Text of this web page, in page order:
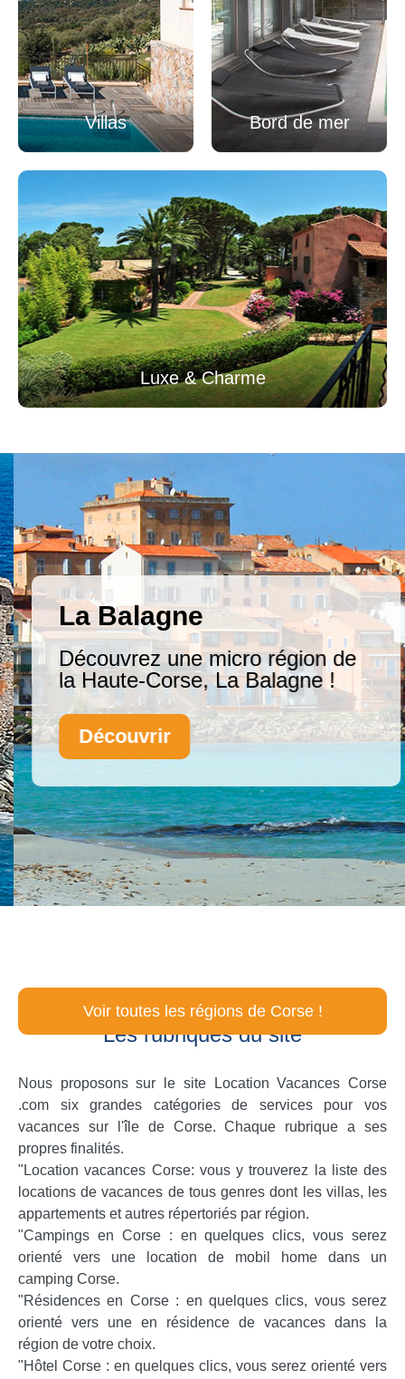
Villas Bord de mer
Luxe & Charme
La Balagne
Découvrez une micro région de
la Haute-Corse, La Balagne !
Découvrir
Voir toutes les régions de Corse !
Les rubriques du site
Nous proposons sur le site Location Vacances Corse
.com six grandes catégories de services pour vos
vacances sur l'île de Corse. Chaque rubrique a ses
propres finalités.
"Location vacances Corse: vous y trouverez la liste des
locations de vacances de tous genres dont les villas, les
appartements et autres répertoriés par région.
"Campings en Corse : en quelques clics, vous serez
orienté vers une location de mobil home dans un
camping Corse.
"Résidences en Corse : en quelques clics, vous serez
orienté vers une en résidence de vacances dans la
région de votre choix.
"Hôtel Corse : en quelques clics, vous serez orienté vers